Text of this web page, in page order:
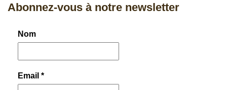
Abonnez-vous à notre newsletter
Nom
Email *